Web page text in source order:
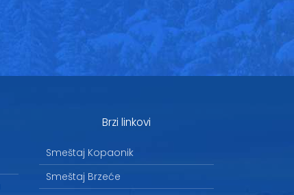
Brzi linkovi
Smeštaj Kopaonik
Smeštaj Brzeće